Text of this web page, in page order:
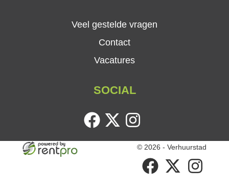
Veel gestelde vragen
Contact
Vacatures
SOCIAL
facebooktwitter
© 2026 - Verhuurstad
facebooktwitter instagram